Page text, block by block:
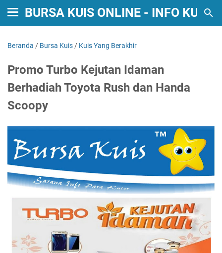
BURSA KUIS ONLINE - INFO KUIS
Beranda / Bursa Kuis / Kuis Yang Berakhir
Promo Turbo Kejutan Idaman
Berhadiah Toyota Rush dan Handa
Scoopy